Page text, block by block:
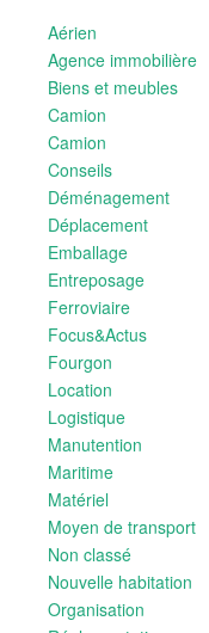
Aérien
Agence immobilière
Biens et meubles
Camion
Camion
Conseils
Déménagement
Déplacement
Emballage
Entreposage
Ferroviaire
Focus&Actus
Fourgon
Location
Logistique
Manutention
Maritime
Matériel
Moyen de transport
Non classé
Nouvelle habitation
Organisation